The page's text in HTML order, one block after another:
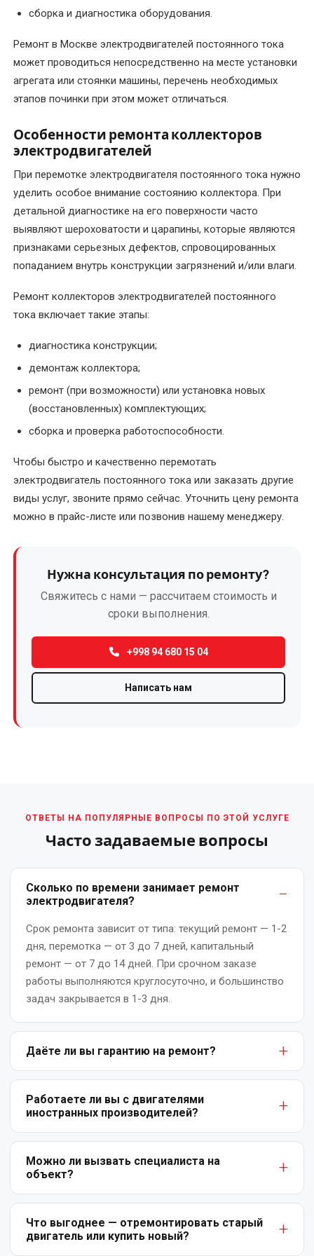
якоря
электродвигателя
электродвигателя
Ремонт
асинхронных
электродвигателей
Ремонт
и
восстановление
электродвигателя
крановых
электродвигателей
Ремонт
лифтовых
электродвигателей
и
импортных)
Ремонт
Ремонт
промышленных
электродвигателей
сварочных
и
Ремонт
Ремонт
тяговых
двигателей
ремонт
Текущий
электродвигателей
Техническое
обслуживание
сборка и диагностика оборудования.
Ремонт в Москве электродвигателей постоянного тока
может проводиться непосредственно на месте установки
агрегата или стоянки машины, перечень необходимых
этапов починки при этом может отличаться.
Особенности ремонта коллекторов
электродвигателей
При перемотке электродвигателя постоянного тока нужно
уделить особое внимание состоянию коллектора. При
детальной диагностике на его поверхности часто
выявляют шероховатости и царапины, которые являются
признаками серьезных дефектов, спровоцированных
попаданием внутрь конструкции загрязнений и/или влаги.
Ремонт коллекторов электродвигателей постоянного
тока включает такие этапы:
диагностика конструкции;
демонтаж коллектора;
ремонт (при возможности) или установка новых
(восстановленных) комплектующих;
сборка и проверка работоспособности.
Чтобы быстро и качественно перемотать
электродвигатель постоянного тока или заказать другие
виды услуг, звоните прямо сейчас. Уточнить цену ремонта
можно в прайс-листе или позвонив нашему менеджеру.
Нужна консультация по ремонту?
Свяжитесь с нами — рассчитаем стоимость и
сроки выполнения.
+998 94 680 15 04
Написать нам
ОТВЕТЫ НА ПОПУЛЯРНЫЕ ВОПРОСЫ ПО ЭТОЙ УСЛУГЕ
Часто задаваемые вопросы
Сколько по времени занимает ремонт
электродвигателя?
Срок ремонта зависит от типа: текущий ремонт — 1-2
дня, перемотка — от 3 до 7 дней, капитальный
ремонт — от 7 до 14 дней. При срочном заказе
работы выполняются круглосуточно, и большинство
задач закрывается в 1-3 дня.
Даёте ли вы гарантию на ремонт?
Да. На все виды работ предоставляем письменную
гарантию: от 6 месяцев на текущий ремонт до 12
месяцев на капитальный ремонт и перемотку.
Гарантия покрывает заводские дефекты и ошибки
Работаете ли вы с двигателями
иностранных производителей?
Да. Мы ремонтируем электродвигатели любых
производителей — отечественных (АИР, 4А, ДАЗО) и
импортных (ABB, Siemens, WEG, Mitsubishi и др.).
Используем оригинальные комплектующие или
Можно ли вызвать специалиста на
объект?
Да, выезд инженера-диагноста возможен по
Ташкенту и Ташкентской области. Мы оценим
состояние двигателя, проведём первичную
Что выгоднее — отремонтировать старый
двигатель или купить новый?